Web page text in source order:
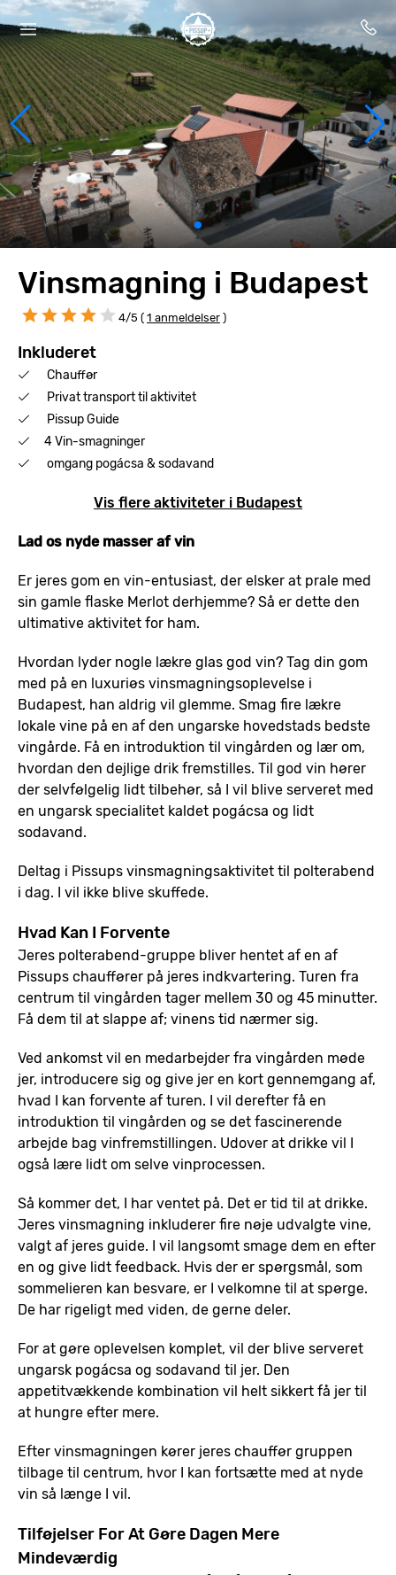
Vinsmagning i Budapest
4/5 ( 1 anmeldelser )
Inkluderet
Chauffør
Privat transport til aktivitet
Pissup Guide
4 Vin-smagninger
omgang pogácsa & sodavand
Vis flere aktiviteter i Budapest
Lad os nyde masser af vin
Er jeres gom en vin-entusiast, der elsker at prale med
sin gamle flaske Merlot derhjemme? Så er dette den
ultimative aktivitet for ham.
Hvordan lyder nogle lækre glas god vin? Tag din gom
med på en luxuriøs vinsmagningsoplevelse i
Budapest, han aldrig vil glemme. Smag fire lækre
lokale vine på en af den ungarske hovedstads bedste
vingårde. Få en introduktion til vingården og lær om,
hvordan den dejlige drik fremstilles. Til god vin hører
der selvfølgelig lidt tilbehør, så I vil blive serveret med
en ungarsk specialitet kaldet pogácsa og lidt
sodavand.
Deltag i Pissups vinsmagningsaktivitet til polterabend
i dag. I vil ikke blive skuffede.
Hvad Kan I Forvente
Jeres polterabend-gruppe bliver hentet af en af
Pissups chauffører på jeres indkvartering. Turen fra
centrum til vingården tager mellem 30 og 45 minutter.
Få dem til at slappe af; vinens tid nærmer sig.
Ved ankomst vil en medarbejder fra vingården møde
jer, introducere sig og give jer en kort gennemgang af,
hvad I kan forvente af turen. I vil derefter få en
introduktion til vingården og se det fascinerende
arbejde bag vinfremstillingen. Udover at drikke vil I
også lære lidt om selve vinprocessen.
Så kommer det, I har ventet på. Det er tid til at drikke.
Jeres vinsmagning inkluderer fire nøje udvalgte vine,
valgt af jeres guide. I vil langsomt smage dem en efter
en og give lidt feedback. Hvis der er spørgsmål, som
sommelieren kan besvare, er I velkomne til at spørge.
De har rigeligt med viden, de gerne deler.
For at gøre oplevelsen komplet, vil der blive serveret
ungarsk pogácsa og sodavand til jer. Den
appetitvækkende kombination vil helt sikkert få jer til
at hungre efter mere.
Efter vinsmagningen kører jeres chauffør gruppen
tilbage til centrum, hvor I kan fortsætte med at nyde
vin så længe I vil.
Tilføjelser For At Gøre Dagen Mere
Mindeværdig